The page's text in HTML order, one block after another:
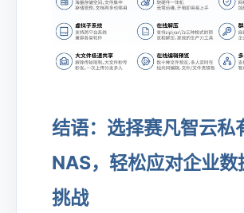
结语：选择赛凡智云私
NAS，轻松应对企业数
挑战